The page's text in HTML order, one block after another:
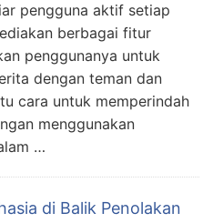
pengguna aktif setiap
berbagai fitur
penggunanya untuk
dengan teman dan
cara untuk memperindah
menggunakan
…
di Balik Penolakan